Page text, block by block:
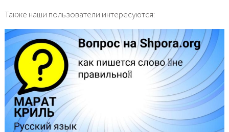
Также наши пользователи интересуются: